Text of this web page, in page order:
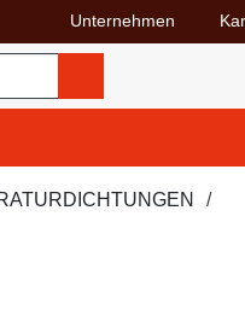
Unternehmen
Dropdown-